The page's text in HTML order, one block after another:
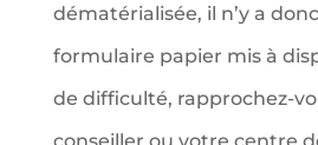
dématérialisée, il n’y a
formulaire papier mis à
de difficulté, rapprochez-